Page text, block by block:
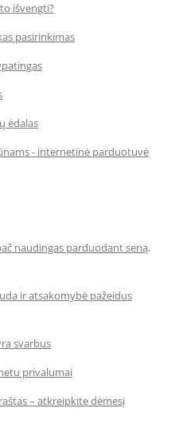
išvengti?
pasirinkimas
ėdalas
- internetinė parduotuvė
naudingas parduodant seną,
ir atsakomybė pažeidus
svarbus
privalumai
– atkreipkite dėmesį